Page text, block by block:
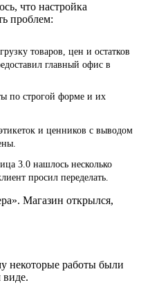
что настройка
проблем:
товаров, цен и остатков
главный офис в
по строгой форме и их
и ценников с выводом
3.0 нашлось несколько
просил переделать.
Магазин открылся,
некоторые работы были